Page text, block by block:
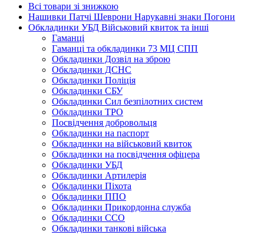
Всі товари зі знижкою
Нашивки Патчі Шеврони Нарукавні знаки Погони
Обкладинки УБД Військовий квиток та інші
Гаманці
Гаманці та обкладинки 73 МЦ СПП
Обкладинки Дозвіл на зброю
Обкладинки ДСНС
Обкладинки Поліція
Обкладинки СБУ
Обкладинки Сил безпілотних систем
Обкладинки ТРО
Посвідчення добровольця
Обкладинки на паспорт
Обкладинки на військовий квиток
Обкладинки на посвідчення офіцера
Обкладинки УБД
Обкладинки Артилерія
Обкладинки Піхота
Обкладинки ППО
Обкладинки Прикордонна служба
Обкладинки ССО
Обкладинки танкові війська